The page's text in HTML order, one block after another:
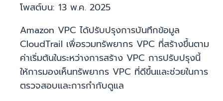
โพสต์บน: 13 พ.ค. 2025
Amazon VPC ได้ปรับปรุงการบันทึกข้อมูล
CloudTrail เพื่อรวมทรัพยากร VPC ที่สร้างขึ้นตาม
ค่าเริ่มต้นในระหว่างการสร้าง VPC การปรับปรุงนี้
ให้การมองเห็นทรัพยากร VPC ที่ดีขึ้นและช่วยในการ
ตรวจสอบและการกำกับดูแล